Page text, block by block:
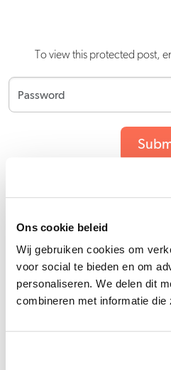
Ons cookie beleid
Wij gebruiken cookies om
voor social te bieden en om
personaliseren. We delen dit
combineren met informatie die
To view this protected post,